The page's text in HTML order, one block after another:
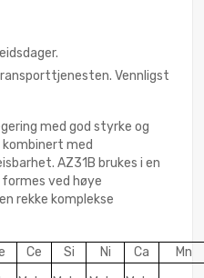
Vennligst
med god styrke og
med
AZ31B brukes i en
formes ved høye
rekke komplekse
Ce Si Ni Ca
Mn